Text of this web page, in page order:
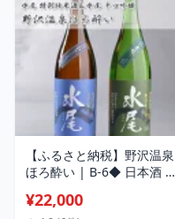
次発送予定
【ふるさと納税】野沢温泉
ほろ酔い | B-6◆ 日本酒 純
酒 アルコール ひとごこち
¥22,000